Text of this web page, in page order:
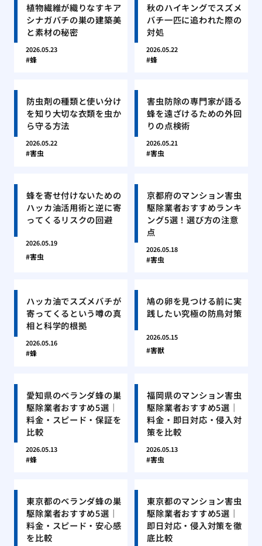
植物繊維が織りなすキア
シナガバチの巣の建築美
と素材の秘密
2026.05.23
蜂
秋のハイキングでスズメ
バチ一匹に追われた際の
対処
2026.05.22
蜂
防虫剤の種類と使い分け
を知り大切な衣類を虫か
ら守る方法
2026.05.22
害虫
害虫防除の専門家が語る
蜂を遠ざけるための外回
りの点検術
2026.05.21
害虫
蜂を寄せ付けないための
ハッカ油活用術と逆に寄
ってくるリスクの回避
2026.05.19
害虫
京都府のマンション害虫
駆除業者おすすめランキ
ング5選！選び方の注意
点
2026.05.18
害虫
ハッカ油でスズメバチが
寄ってくるという噂の真
相と科学的根拠
2026.05.16
蜂
鳩の卵を見つける前に実
践したい究極の防鳥対策
2026.05.15
害獣
愛知県のベランダ蜂の巣
駆除業者おすすめ5選｜
料金・スピード・保証を
比較
2026.05.13
蜂
福岡県のマンション害虫
駆除業者おすすめ5選｜
料金・即日対応・侵入対
策を比較
2026.05.13
害虫
東京都のベランダ蜂の巣
駆除業者おすすめ5選｜
料金・スピード・安心感
を比較
東京都のマンション害虫
駆除業者おすすめ5選｜
即日対応・侵入対策を徹
底比較